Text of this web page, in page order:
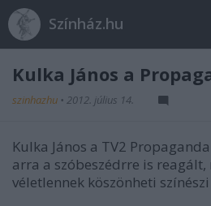
Színház.hu
Kulka János a
szinhazhu • 2012. július 14.
Kulka János a TV2
arra a szóbeszédrre is
véletlennek köszönheti